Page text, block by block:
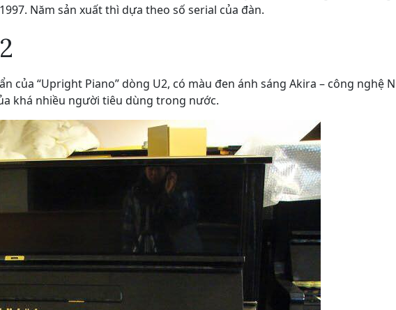
Năm sản xuất thì dựa theo số serial của đàn.
của “Upright Piano” dòng U2, có màu đen ánh sáng Akira – công nghệ
khá nhiều người tiêu dùng trong nước.